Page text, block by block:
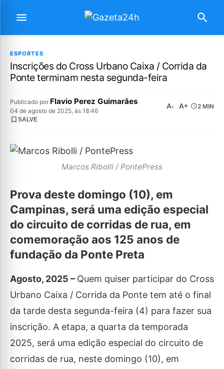
ESPORTES
Inscrições do Cross Urbano Caixa / Corrida da
Ponte terminam nesta segunda-feira
Publicado por Flavio Perez Guimarães
04 de agosto de 2025, às 18:46
A- A+ 2 MIN
SALVE
Marcos Ribolli / PontePress
Prova deste domingo (10), em
Campinas, será uma edição especial
do circuito de corridas de rua, em
comemoração aos 125 anos de
fundação da Ponte Preta
Agosto, 2025 – Quem quiser participar do Cross
Urbano Caixa / Corrida da Ponte tem até o final
da tarde desta segunda-feira (4) para fazer sua
inscrição. A etapa, a quarta da temporada
2025, será uma edição especial do circuito de
corridas de rua, neste domingo (10), em